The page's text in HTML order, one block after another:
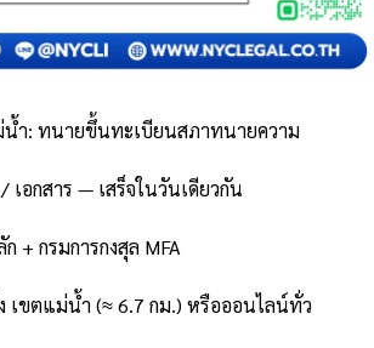
น้ำ: ทนายขึ้นทะเบียนสภาทนายความ
เอกสาร — เสร็จในวันเดียวกัน
+ กรมการกงสุล MFA
เขตแม่น้ำ (≈ 6.7 กม.) หรือออนไลน์ทั่ว